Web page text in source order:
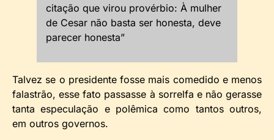
citação que virou provérbio: À mulher
de Cesar não basta ser honesta, deve
parecer honesta”
Talvez se o presidente fosse mais comedido e menos
falastrão, esse fato passasse à sorrelfa e não gerasse
tanta especulação e polêmica como tantos outros,
em outros governos.